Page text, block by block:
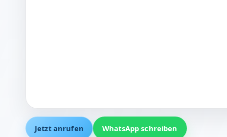
Jetzt anrufen WhatsApp schreiben